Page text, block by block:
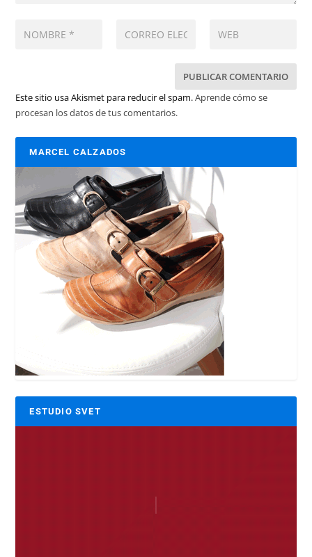
Este sitio usa Akismet para reducir el spam.Aprende cómo se
procesan los datos de tus comentarios.
MARCEL CALZADOS
ESTUDIO SVET